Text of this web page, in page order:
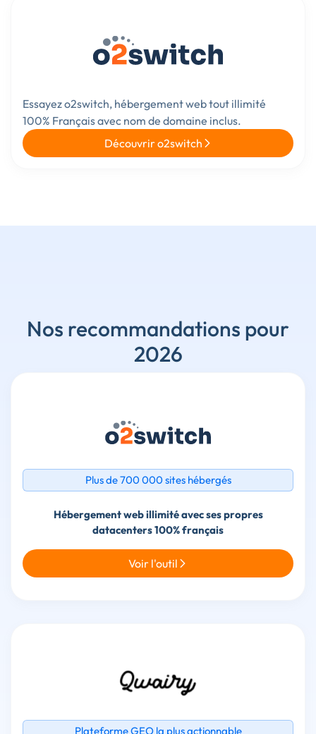
Essayez o2switch, hébergement web tout illimité
100% Français avec nom de domaine inclus.
Découvrir o2switch
Nos recommandations pour
2026
Plus de 700 000 sites hébergés
Hébergement web illimité avec ses propres
Voir l'outil
Plateforme GEO la plus actionnable